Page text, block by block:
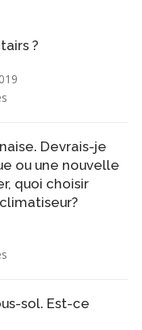
?
Devrais-je
ou une nouvelle
quoi choisir
sol. Est-ce